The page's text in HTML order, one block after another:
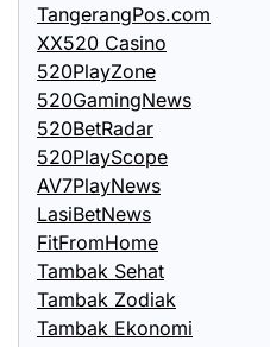
TangerangPos.com
XX520 Casino
520PlayZone
520GamingNews
520BetRadar
520PlayScope
AV7PlayNews
LasiBetNews
FitFromHome
Tambak Sehat
Tambak Zodiak
Tambak Ekonomi